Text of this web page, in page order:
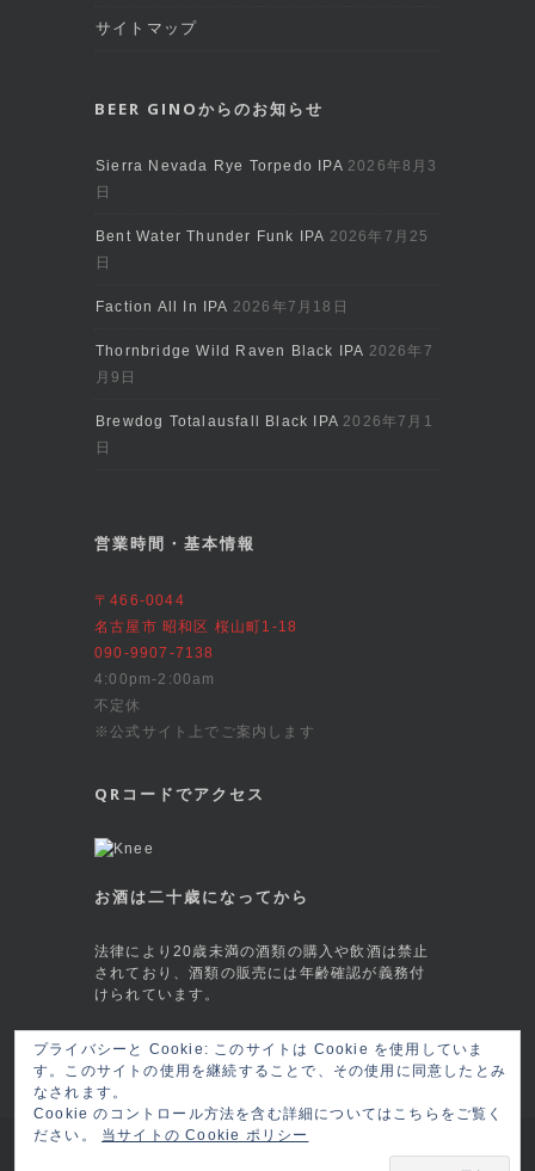
サイトマップ
BEER GINOからのお知らせ
Sierra Nevada Rye Torpedo IPA 2026年8月3
日
Bent Water Thunder Funk IPA 2026年7月25
日
Faction All In IPA 2026年7月18日
Thornbridge Wild Raven Black IPA 2026年7
月9日
Brewdog Totalausfall Black IPA 2026年7月1
日
営業時間・基本情報
〒466-0044
名古屋市 昭和区 桜山町1-18
090-9907-7138
4:00pm-2:00am
不定休
※公式サイト上でご案内します
QRコードでアクセス
お酒は二十歳になってから
法律により20歳未満の酒類の購入や飲酒は禁止
されており、酒類の販売には年齢確認が義務付
けられています。
This site is protected by reCAPTCHA and
the GooglePrivacy Policyand
Terms of
Service
apply.
Copyright © 2026 名古屋桜山 クラフトビール
プライバシーと Cookie: このサイトは Cookie を使用していま
す。このサイトの使用を継続することで、その使用に同意したとみ
なされます。
Cookie のコントロール方法を含む詳細についてはこちらをご覧く
ださい。 当サイトの Cookie ポリシー